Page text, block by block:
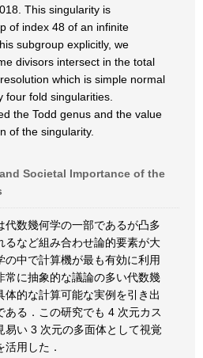
This singularity is
of index 48 of an infinite
subgroup explicitly, we
divisors intersect in the total
which is simple normal
four fold singularities.
the Todd genus and the value
of the singularity.
Societal Importance of the
代数幾何学の一部であるが凸多
るなど組み合わせ論的要素が大
の中で計算機が最も有効に利用
常に抽象的な議論の多い代数幾
的な計算可能な実例を引き出
る．この研究でも 4 次元カス
易い 3 次元の多面体として視覚
用した．